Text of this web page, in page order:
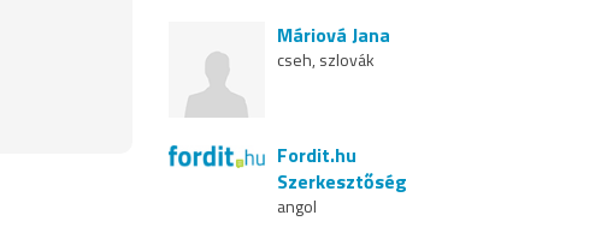
Máriová Jana
cseh, szlovák
Fordit.hu
Szerkesztőség
angol